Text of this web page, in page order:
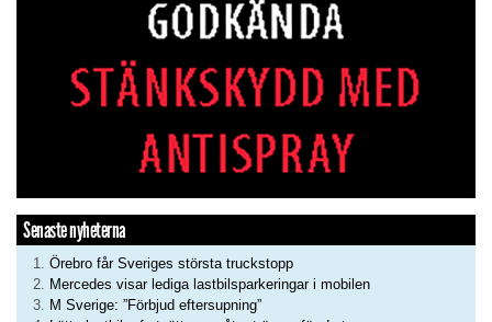
Senaste nyheterna
Örebro får Sveriges största truckstopp
Mercedes visar lediga lastbilsparkeringar i mobilen
M Sverige: ”Förbjud eftersupning”